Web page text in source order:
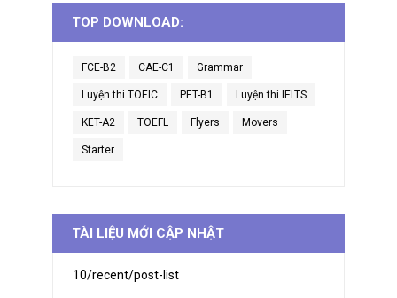
TOP DOWNLOAD:
FCE-B2 CAE-C1 Grammar
Luyện thi TOEIC PET-B1 Luyện thi IELTS
KET-A2 TOEFL Flyers Movers
Starter
TÀI LIỆU MỚI CẬP NHẬT
10/recent/post-list